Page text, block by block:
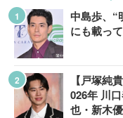
中島歩、“
にも載っ
【戸塚純
026年 川
也・新木